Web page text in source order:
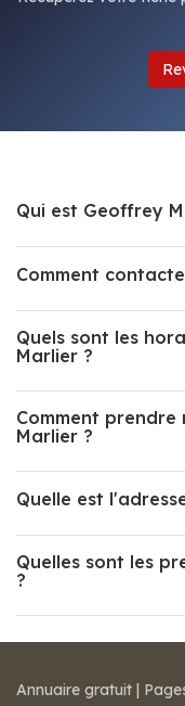
Qui est Geoffrey
Comment
Quels sont les
Marlier ?
Comment
Marlier ?
Quelle est
Quelles sont les
?
Annuaire gratuit |